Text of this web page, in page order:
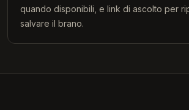
quando disponibili, e link di ascolto per
salvare il brano.